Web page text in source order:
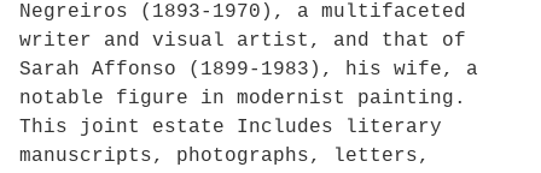
Negreiros (1893-1970), a multifaceted
writer and visual artist, and that of
Sarah Affonso (1899-1983), his wife, a
notable figure in modernist painting.
This joint estate Includes literary
manuscripts, photographs, letters,